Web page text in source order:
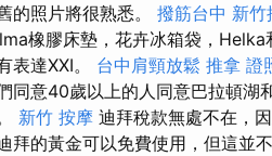
的照片將很熟悉。 撥筋台中 新竹
橡膠床墊，花卉冰箱袋，
表達XXI。 台中肩頸放鬆 推拿 證
同意40歲以上的人同意巴拉頓湖
新竹 按摩 迪拜稅款無處不在，
拜的黃金可以免費使用，但這並